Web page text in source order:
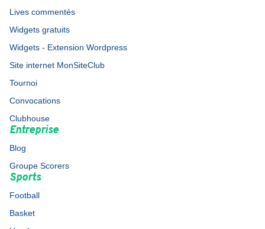
Lives commentés
Widgets gratuits
Widgets - Extension Wordpress
Site internet MonSiteClub
Tournoi
Convocations
Clubhouse
Entreprise
Blog
Groupe Scorers
Sports
Football
Basket